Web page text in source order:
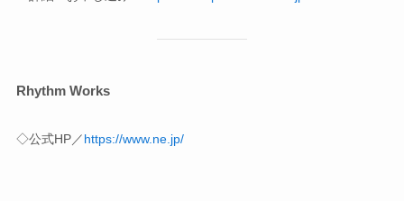
Rhythm Works
◇公式HP／https://www.ne.jp/